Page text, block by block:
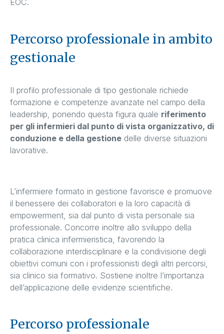
Percorso professionale in ambito
gestionale
Il profilo professionale di tipo gestionale richiede
formazione e competenze avanzate nel campo della
leadership, ponendo questa figura quale riferimento
per gli infermieri dal punto di vista organizzativo, di
conduzione e della gestione delle diverse situazioni
lavorative.
L’infermiere formato in gestione favorisce e promuove
il benessere dei collaboratori e la loro capacità di
empowerment, sia dal punto di vista personale sia
professionale. Concorre inoltre allo sviluppo della
pratica clinica infermieristica, favorendo la
collaborazione interdisciplinare e la condivisione degli
obiettivi comuni con i professionisti degli altri percorsi,
sia clinico sia formativo. Sostiene inoltre l’importanza
dell’applicazione delle evidenze scientifiche.
Percorso professionale